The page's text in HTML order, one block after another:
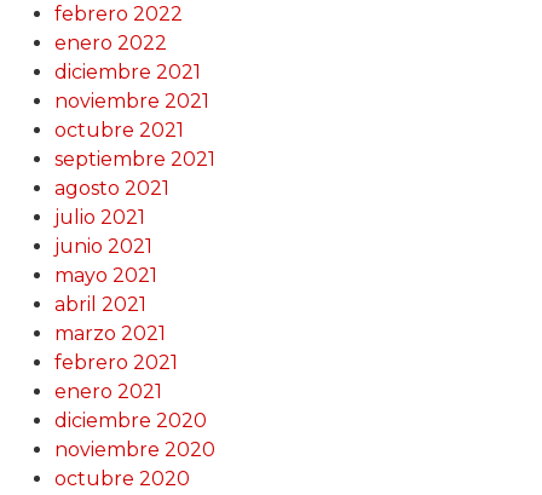
febrero 2022
enero 2022
diciembre 2021
noviembre 2021
octubre 2021
septiembre 2021
agosto 2021
julio 2021
junio 2021
mayo 2021
abril 2021
marzo 2021
febrero 2021
enero 2021
diciembre 2020
noviembre 2020
octubre 2020